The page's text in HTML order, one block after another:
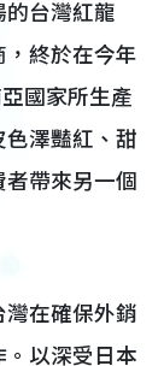
台灣紅龍
，終於在今年
國家所生產
澤豔紅、甜
帶來另一個
在確保外銷
以深受日本